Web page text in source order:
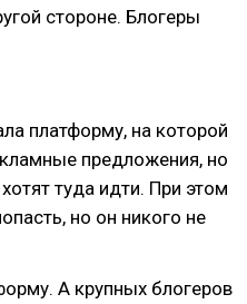
стороне. Блогеры
платформу, на которой
предложения, но
туда идти. При этом
но он никого не
А крупных блогеров